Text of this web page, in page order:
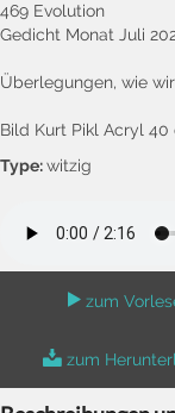
469 Evolution
Gedicht Monat Juli
Überlegungen, wie
Bild Kurt Pikl Acryl 40
Type:witzig
zum
zum